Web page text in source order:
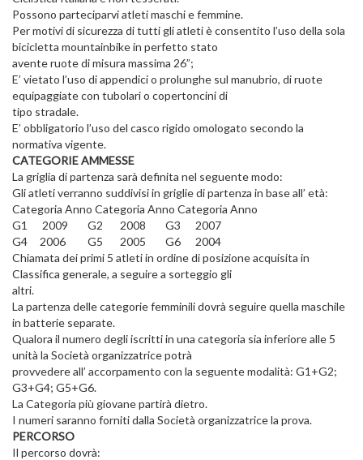
Possono parteciparvi atleti maschi e femmine.
Per motivi di sicurezza di tutti gli atleti è consentito l’uso della sola
bicicletta mountainbike in perfetto stato
avente ruote di misura massima 26”;
E’ vietato l’uso di appendici o prolunghe sul manubrio, di ruote
equipaggiate con tubolari o copertoncini di
tipo stradale.
E’ obbligatorio l’uso del casco rigido omologato secondo la
normativa vigente.
CATEGORIE AMMESSE
La griglia di partenza sarà definita nel seguente modo:
Gli atleti verranno suddivisi in griglie di partenza in base all’ età:
Categoria Anno Categoria Anno Categoria Anno
G1 2009 G2 2008 G3 2007
G4 2006 G5 2005 G6 2004
Chiamata dei primi 5 atleti in ordine di posizione acquisita in
Classifica generale, a seguire a sorteggio gli
altri.
La partenza delle categorie femminili dovrà seguire quella maschile
in batterie separate.
Qualora il numero degli iscritti in una categoria sia inferiore alle 5
unità la Società organizzatrice potrà
provvedere all’ accorpamento con la seguente modalità: G1+G2;
G3+G4; G5+G6.
La Categoria più giovane partirà dietro.
I numeri saranno forniti dalla Società organizzatrice la prova.
PERCORSO
Il percorso dovrà: